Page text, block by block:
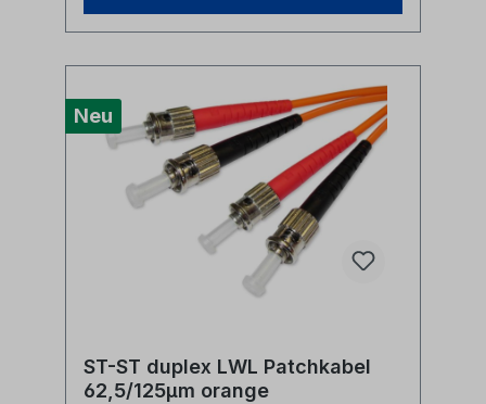
Neu
ST-ST duplex LWL Patchkabel
62,5/125µm orange